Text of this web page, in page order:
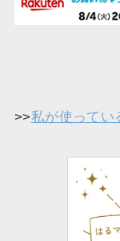
>>私が使ってい